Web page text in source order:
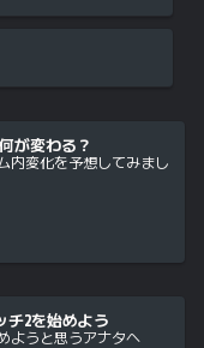
何が変わる？
内変化を予想してみまし
チ2を始めよう
ようと思うアナタへ